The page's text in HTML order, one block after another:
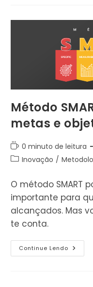
O
Método
OKR
Método
metas e
Tempo
de
0 minuto de leitura
Categoria
post:
Inovação /
O método SMART
importante para
alcançados. Mas
te conta.
Continue Lendo Método
SMART: